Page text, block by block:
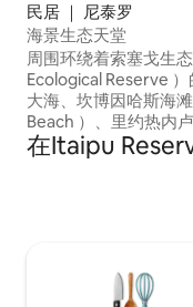
民居 ｜ 尼泰罗
海景生态天堂
周围环绕着索塞戈生
Ecological Reserve
大海、坎博因哈斯海
Beach ）、里约热内
离Sossego海滩50米
海滩400米。 美丽舒适的豪宅，宽敞的户
外区域，配有游泳池
在Itaipu